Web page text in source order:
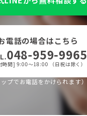
電話の場合はこちら
048-959-9965
時間] 9:00〜18:00 （日祝は除く）
ップでお電話をかけられます）